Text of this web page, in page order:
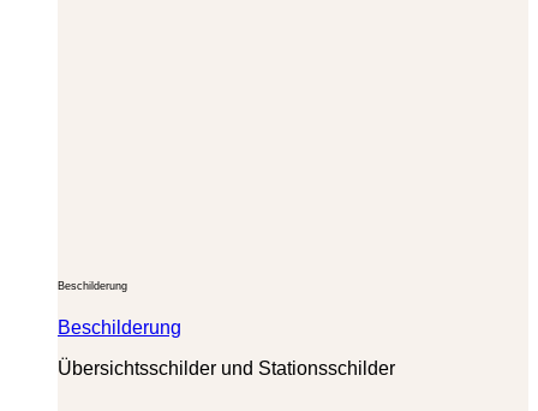
Beschilderung
Beschilderung
Übersichtsschilder und Stationsschilder